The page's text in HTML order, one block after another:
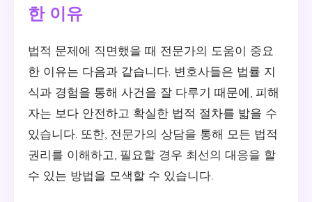
한 이유
법적 문제에 직면했을 때 전문가의 도움이 중요
한 이유는 다음과 같습니다. 변호사들은 법률 지
식과 경험을 통해 사건을 잘 다루기 때문에, 피해
자는 보다 안전하고 확실한 법적 절차를 밟을 수
있습니다. 또한, 전문가의 상담을 통해 모든 법적
권리를 이해하고, 필요할 경우 최선의 대응을 할
수 있는 방법을 모색할 수 있습니다.